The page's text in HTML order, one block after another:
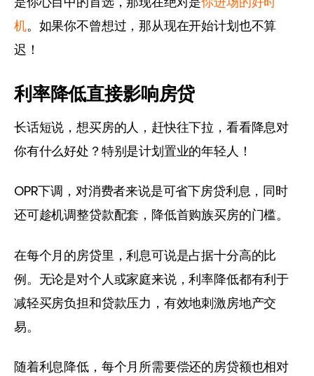
机。如果你不曾想过，那从现在开始计划也不算
迟！
利率降低直接影响房贷
长话短说，想买房的人，赶快往下拉，看看降息对
你有什么好处？特别是计划置业的年轻人！
OPR下调，对消费者来说是可省下房贷利息，同时
还可趁机调整贷款配套，降低首购族买房的门槛。
在每个月的房贷里，利息可说是占据十分高的比
例。无论是对个人或家庭来说，利率降低都有利于
减轻买房负担和贷款压力，有效地刺激房地产交
易。
随着利息降低，每个月所需要偿还的房贷额也相对